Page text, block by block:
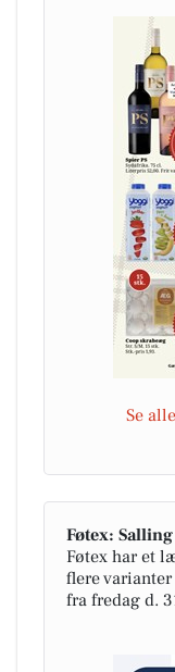
Se
Føtex:
Føtex har et
flere
fra fredag d.